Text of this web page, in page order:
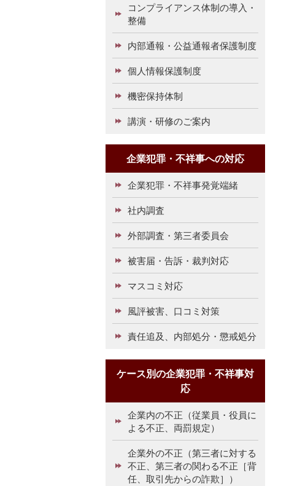
コンプライアンス体制の導入・
整備
内部通報・公益通報者保護制度
個人情報保護制度
機密保持体制
講演・研修のご案内
企業犯罪・不祥事への対応
企業犯罪・不祥事発覚端緒
社内調査
外部調査・第三者委員会
被害届・告訴・裁判対応
マスコミ対応
風評被害、口コミ対策
責任追及、内部処分・懲戒処分
ケース別の企業犯罪・不祥事対
応
企業内の不正（従業員・役員に
よる不正、両罰規定）
企業外の不正（第三者に対する
不正、第三者の関わる不正［背
任、取引先からの詐欺］）